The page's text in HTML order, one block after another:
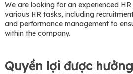
We are looking for an experienced
various HR tasks, including
and performance management to
within the company.
Quyền lợi được hưởng